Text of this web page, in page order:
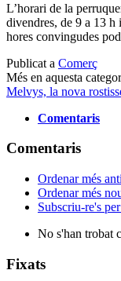
L’horari de la
divendres, de 9 a 13 h
hores convingudes
Publicat a Comerç
Més en aquesta
Melvys, la nova
Comentaris
Comentaris
Ordenar més
Ordenar més
Subscriu-re's
No s'han trobat
Fixats